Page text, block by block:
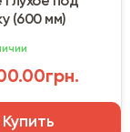
(600 мм)
Купить